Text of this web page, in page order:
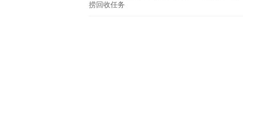
捞回收任务